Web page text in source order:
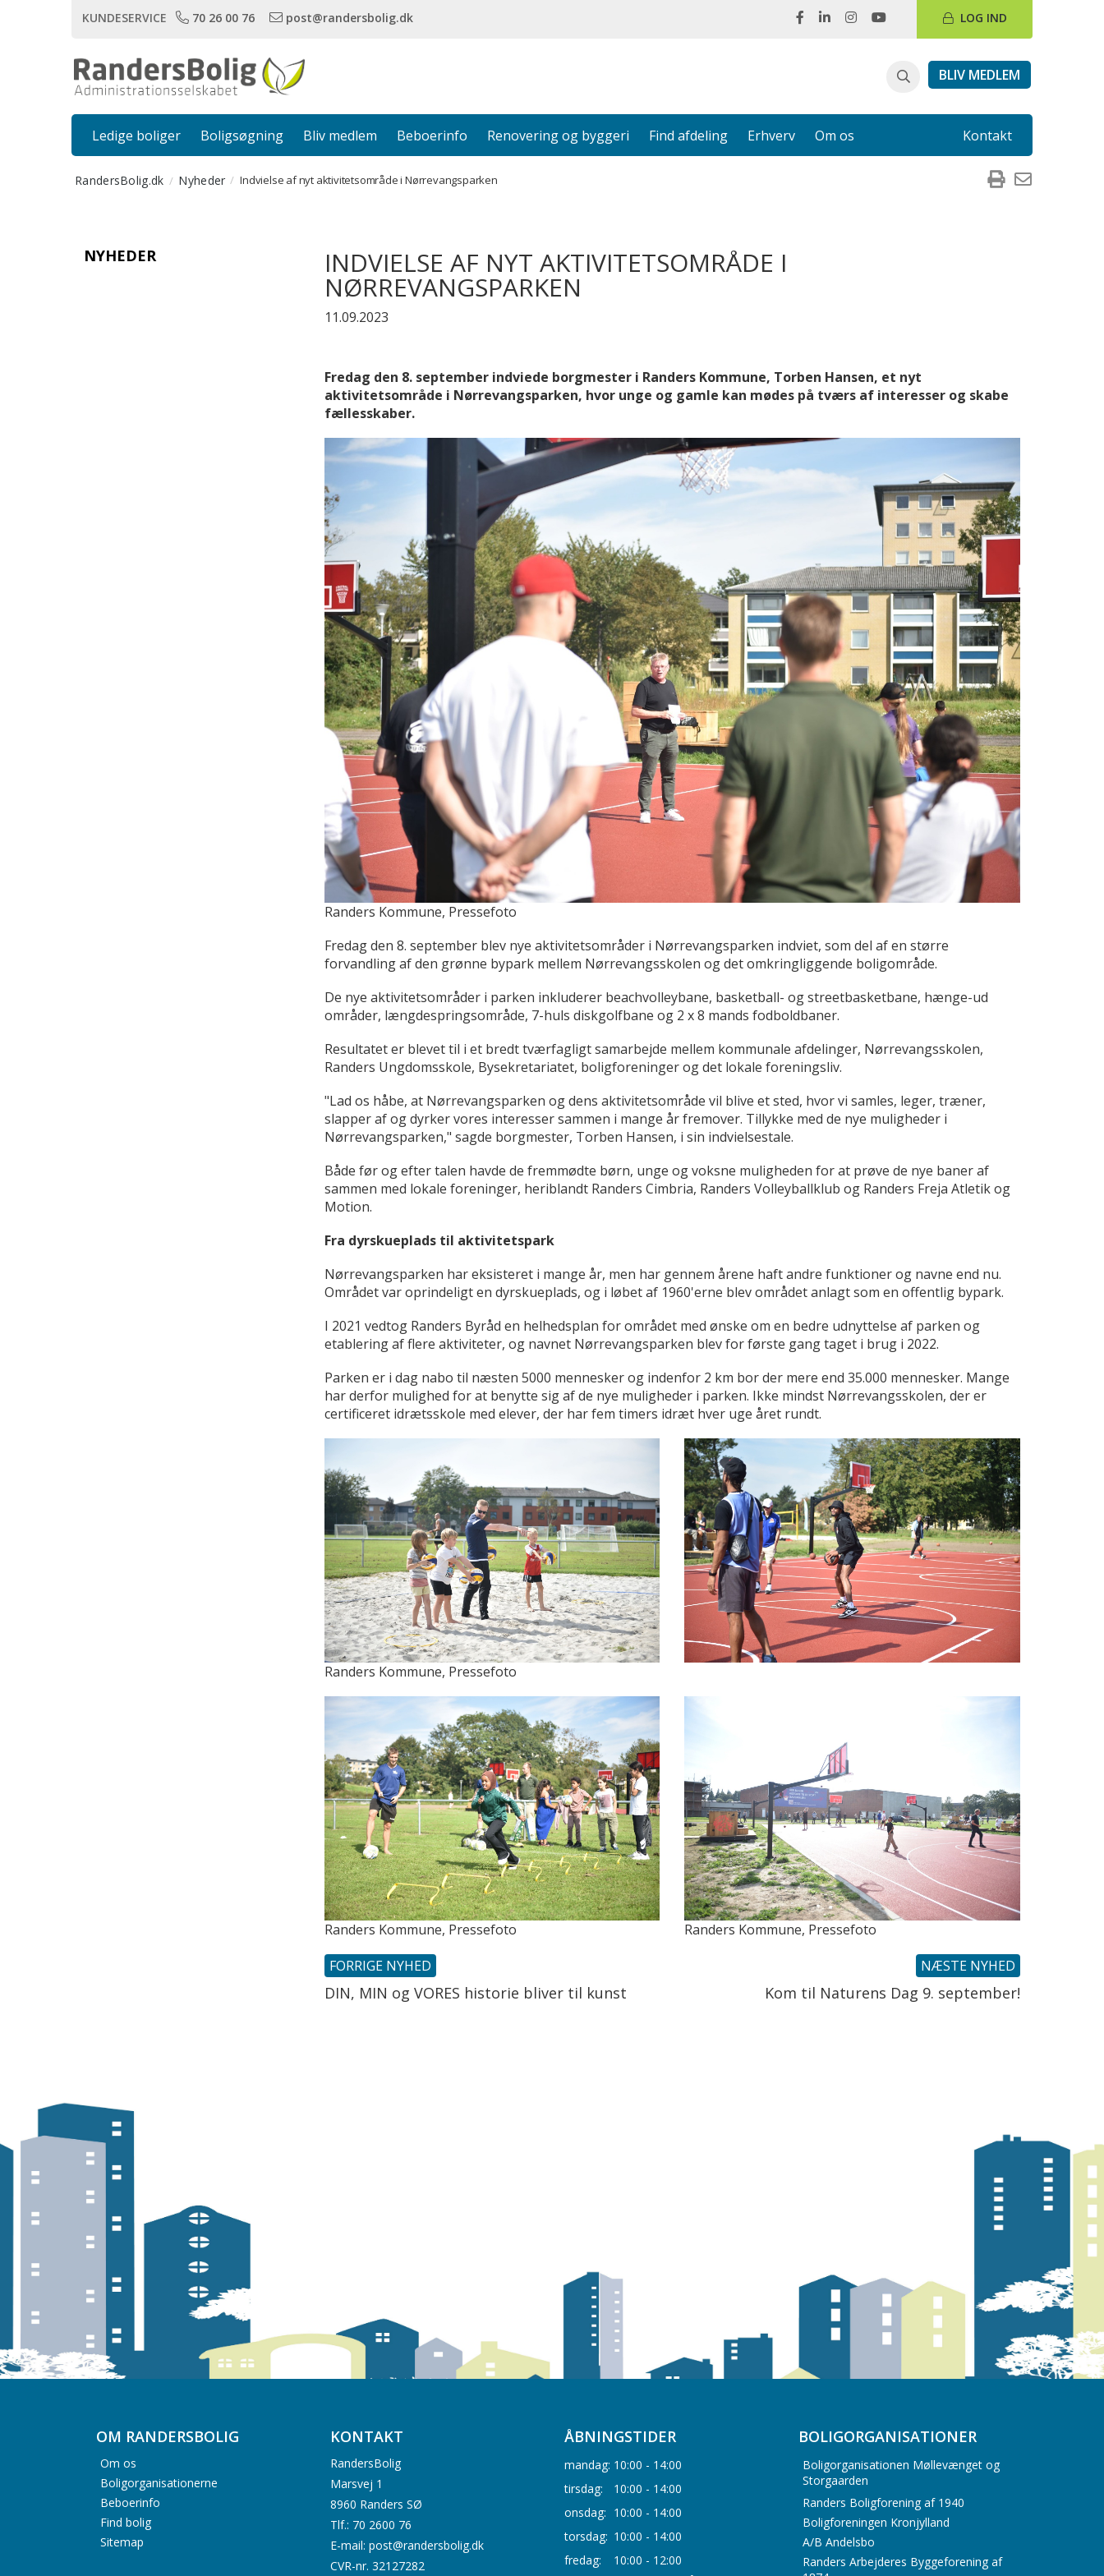
KUNDESERVICE 70 26 00 76 post@randersbolig.dk LOG IND
BLIV MEDLEM
Ledige boliger Boligsøgning Bliv medlem Beboerinfo Renovering og byggeri Find afdeling Erhverv Om os Kontakt
RandersBolig.dk Nyheder Indvielse af nyt aktivitetsområde i Nørrevangsparken
NYHEDER INDVIELSE AF NYT AKTIVITETSOMRÅDE I
NØRREVANGSPARKEN
11.09.2023
Fredag den 8. september indviede borgmester i Randers Kommune, Torben Hansen, et nyt
aktivitetsområde i Nørrevangsparken, hvor unge og gamle kan mødes på tværs af interesser og skabe
fællesskaber.
Randers Kommune, Pressefoto
Fredag den 8. september blev nye aktivitetsområder i Nørrevangsparken indviet, som del af en større
forvandling af den grønne bypark mellem Nørrevangsskolen og det omkringliggende boligområde.
De nye aktivitetsområder i parken inkluderer beachvolleybane, basketball- og streetbasketbane, hænge-ud
områder, længdespringsområde, 7-huls diskgolfbane og 2 x 8 mands fodboldbaner.
Resultatet er blevet til i et bredt tværfagligt samarbejde mellem kommunale afdelinger, Nørrevangsskolen,
Randers Ungdomsskole, Bysekretariatet, boligforeninger og det lokale foreningsliv.
"Lad os håbe, at Nørrevangsparken og dens aktivitetsområde vil blive et sted, hvor vi samles, leger, træner,
slapper af og dyrker vores interesser sammen i mange år fremover. Tillykke med de nye muligheder i
Nørrevangsparken," sagde borgmester, Torben Hansen, i sin indvielsestale.
Både før og efter talen havde de fremmødte børn, unge og voksne muligheden for at prøve de nye baner af
sammen med lokale foreninger, heriblandt Randers Cimbria, Randers Volleyballklub og Randers Freja Atletik og
Motion.
Fra dyrskueplads til aktivitetspark
Nørrevangsparken har eksisteret i mange år, men har gennem årene haft andre funktioner og navne end nu.
Området var oprindeligt en dyrskueplads, og i løbet af 1960'erne blev området anlagt som en offentlig bypark.
I 2021 vedtog Randers Byråd en helhedsplan for området med ønske om en bedre udnyttelse af parken og
etablering af flere aktiviteter, og navnet Nørrevangsparken blev for første gang taget i brug i 2022.
Parken er i dag nabo til næsten 5000 mennesker og indenfor 2 km bor der mere end 35.000 mennesker. Mange
har derfor mulighed for at benytte sig af de nye muligheder i parken. Ikke mindst Nørrevangsskolen, der er
certificeret idrætsskole med elever, der har fem timers idræt hver uge året rundt.
Randers Kommune, Pressefoto
Randers Kommune, Pressefoto
Randers Kommune, Pressefoto
FORRIGE NYHED
DIN, MIN og VORES historie bliver til kunst
NÆSTE NYHED
Kom til Naturens Dag 9. september!
OM RANDERSBOLIG
Om os
Boligorganisationerne
Beboerinfo
Find bolig
Sitemap
KONTAKT
RandersBolig
Marsvej 1
8960 Randers SØ
Tlf.: 70 2600 76
E-mail: post@randersbolig.dk
CVR-nr. 32127282
ÅBNINGSTIDER
mandag: 10:00 - 14:00
tirsdag:
10:00 - 14:00
onsdag: 10:00 - 14:00
torsdag: 10:00 - 14:00
fredag:
10:00 - 12:00
BOLIGORGANISATIONER
Boligorganisationen Møllevænget og
Storgaarden
Randers Boligforening af 1940
Boligforeningen Kronjylland
A/B Andelsbo
Randers Arbejderes Byggeforening af